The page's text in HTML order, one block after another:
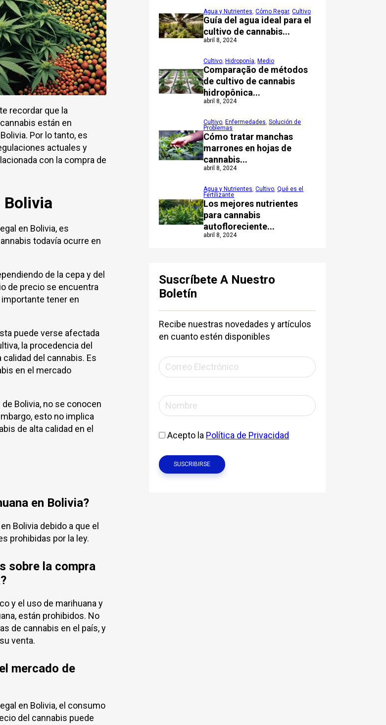
recordar que la
están en
Por lo tanto, es
actuales y
con la compra de
Bolivia
en Bolivia, es
todavía ocurre en
de la cepa y del
de precio se encuentra
tener en
puede verse afectada
la procedencia del
del cannabis. Es
en el mercado
Bolivia, no se conocen
esto no implica
de alta calidad en el
en Bolivia?
Bolivia debido a que el
prohibidas por la ley.
sobre la compra
y el uso de marihuana y
están prohibidos. No
de cannabis en el país, y
venta.
mercado de
en Bolivia, el consumo
del cannabis puede
Guía del agua ideal para el
cultivo de cannabis...
Agua y Nutrientes,Cómo Regar,Cultivo
abril 8, 2024
Comparação de métodos
de cultivo de cannabis
hidropônica...
Cultivo, Hidroponía, Medio
abril 8, 2024
Cómo tratar manchas
marrones en hojas de
cannabis...
Cultivo, Enfermedades,Solución de
Problemas
abril 8, 2024
Los mejores nutrientes
para cannabis
autofloreciente...
Agua y Nutrientes,Cultivo,Qué es el
Fertilizante
abril 8, 2024
Suscríbete A Nuestro
Boletín
Recibe nuestras novedades y artículos
en cuanto estén disponibles
Acepto la Política de Privacidad